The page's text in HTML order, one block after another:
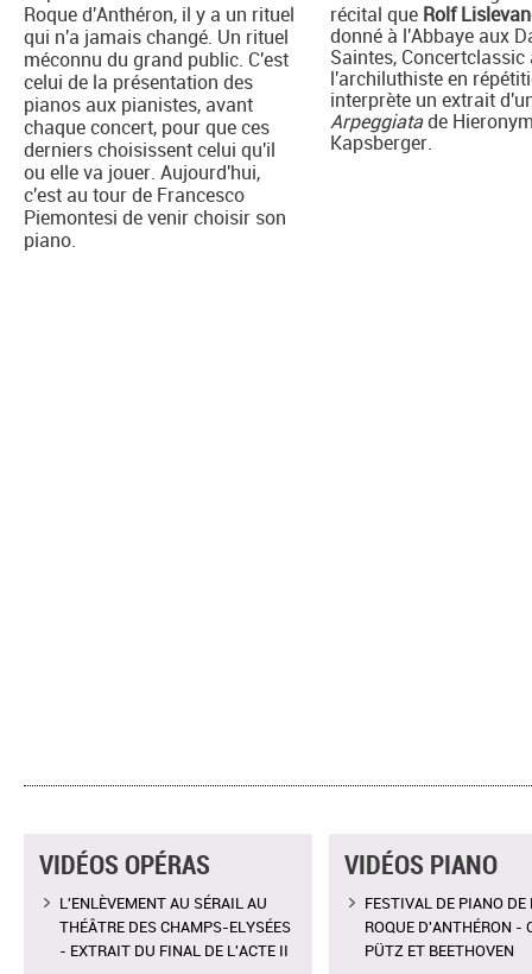
Roque d'Anthéron, il y a un rituel
qui n'a jamais changé. Un rituel
méconnu du grand public. C'est
celui de la présentation des
pianos aux pianistes, avant
chaque concert, pour que ces
derniers choisissent celui qu'il
ou elle va jouer. Aujourd'hui,
c'est au tour de Francesco
Piemontesi de venir choisir son
piano.
récital que Rolf
donné à l'Abbaye aux
Saintes,
l'archiluthiste en
interprète un extrait
Arpeggiatade
Kapsberger.
VIDÉOS OPÉRAS
L'ENLÈVEMENT AU SÉRAIL AU
THÉÂTRE DES CHAMPS-ELYSÉES
- EXTRAIT DU FINAL DE L'ACTE II
VIDÉOS PIANO
FESTIVAL DE PIANO DE
ROQUE D'ANTHÉRON -
PÜTZ ET BEETHOVEN